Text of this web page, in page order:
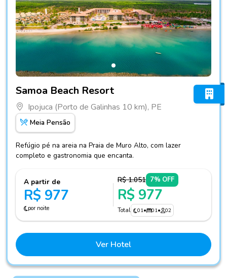
Samoa Beach Resort
Ipojuca (Porto de Galinhas 10 km), PE
Meia Pensão
Refúgio pé na areia na Praia de Muro Alto, com lazer
completo e gastronomia que encanta.
A partir de
R$ 977
por noite
R$ 1.051 7% OFF
R$ 977
Total 01• 01• 02
Ver Hotel